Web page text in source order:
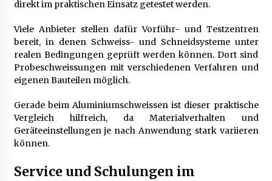
direkt im praktischen Einsatz getestet werden.
Viele Anbieter stellen dafür Vorführ- und Testzentren
bereit, in denen Schweiss- und Schneidsysteme unter
realen Bedingungen geprüft werden können. Dort sind
Probeschweissungen mit verschiedenen Verfahren und
eigenen Bauteilen möglich.
Gerade beim Aluminiumschweissen ist dieser praktische
Vergleich hilfreich, da Materialverhalten und
Geräteeinstellungen je nach Anwendung stark variieren
können.
Service und Schulungen im